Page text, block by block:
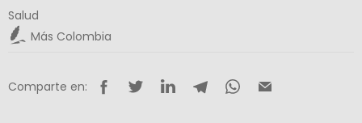
Salud
Más Colombia
Comparte en: